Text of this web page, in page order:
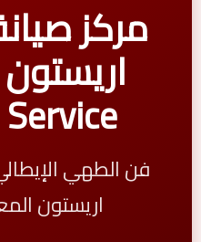
مركز
فن الطهي
اريستون